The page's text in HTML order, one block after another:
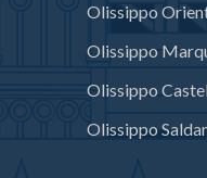
Olissippo
Olissippo
Olissippo
Olissippo